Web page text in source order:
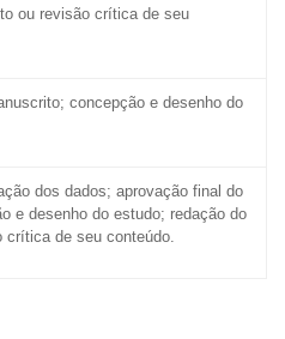
ou revisão crítica de seu
concepção e desenho do
dos dados; aprovação final do
e desenho do estudo; redação do
de seu conteúdo.